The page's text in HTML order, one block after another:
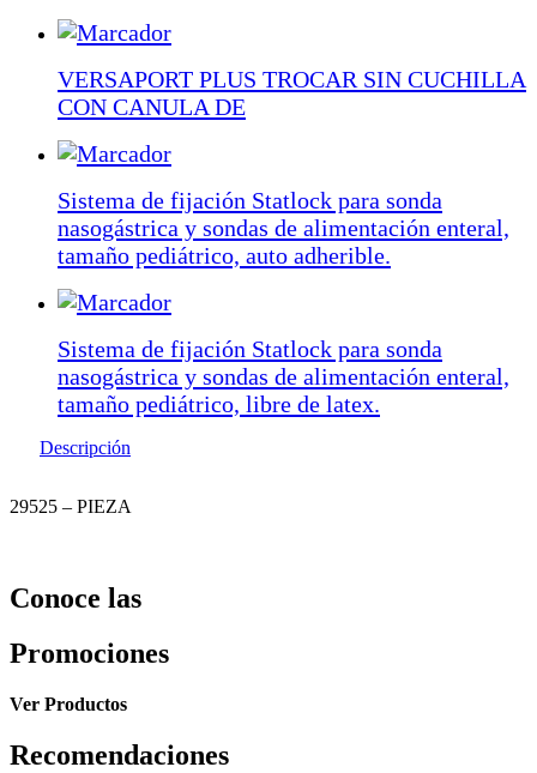
VERSAPORT PLUS TROCAR SIN CUCHILLA
CON CANULA DE
Sistema de fijación Statlock para sonda
nasogástrica y sondas de alimentación enteral,
tamaño pediátrico, auto adherible.
Sistema de fijación Statlock para sonda
nasogástrica y sondas de alimentación enteral,
tamaño pediátrico, libre de latex.
Descripción
29525 – PIEZA
Conoce las
Promociones
Ver Productos
Recomendaciones